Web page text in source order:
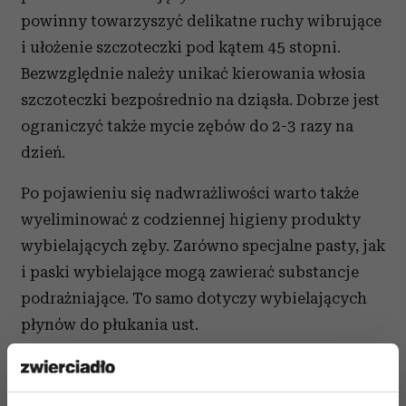
powinny towarzyszyć delikatne ruchy wibrujące
i ułożenie szczoteczki pod kątem 45 stopni.
Bezwzględnie należy unikać kierowania włosia
szczoteczki bezpośrednio na dziąsła. Dobrze jest
ograniczyć także mycie zębów do 2-3 razy na
dzień.
Po pojawieniu się nadwrażliwości warto także
wyeliminować z codziennej higieny produkty
wybielających zęby. Zarówno specjalne pasty, jak
i paski wybielające mogą zawierać substancje
podrażniające. To samo dotyczy wybielających
płynów do płukania ust.
„Past wybielających nie powinniśmy stosować
częściej niż co trzecią pastę, dotyczy to każdej